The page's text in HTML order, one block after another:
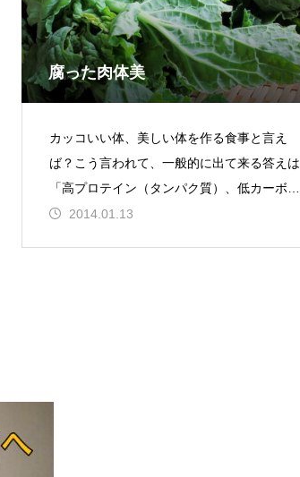
腐った肉体美
カッコいい体、美しい体を作る食事と言え
ば？こう言われて、一般的に出て来る答えは
「高プロテイン（タンパク質）、低カーボ
（糖質）、低ファット（脂質）」というもの
2014.01.13